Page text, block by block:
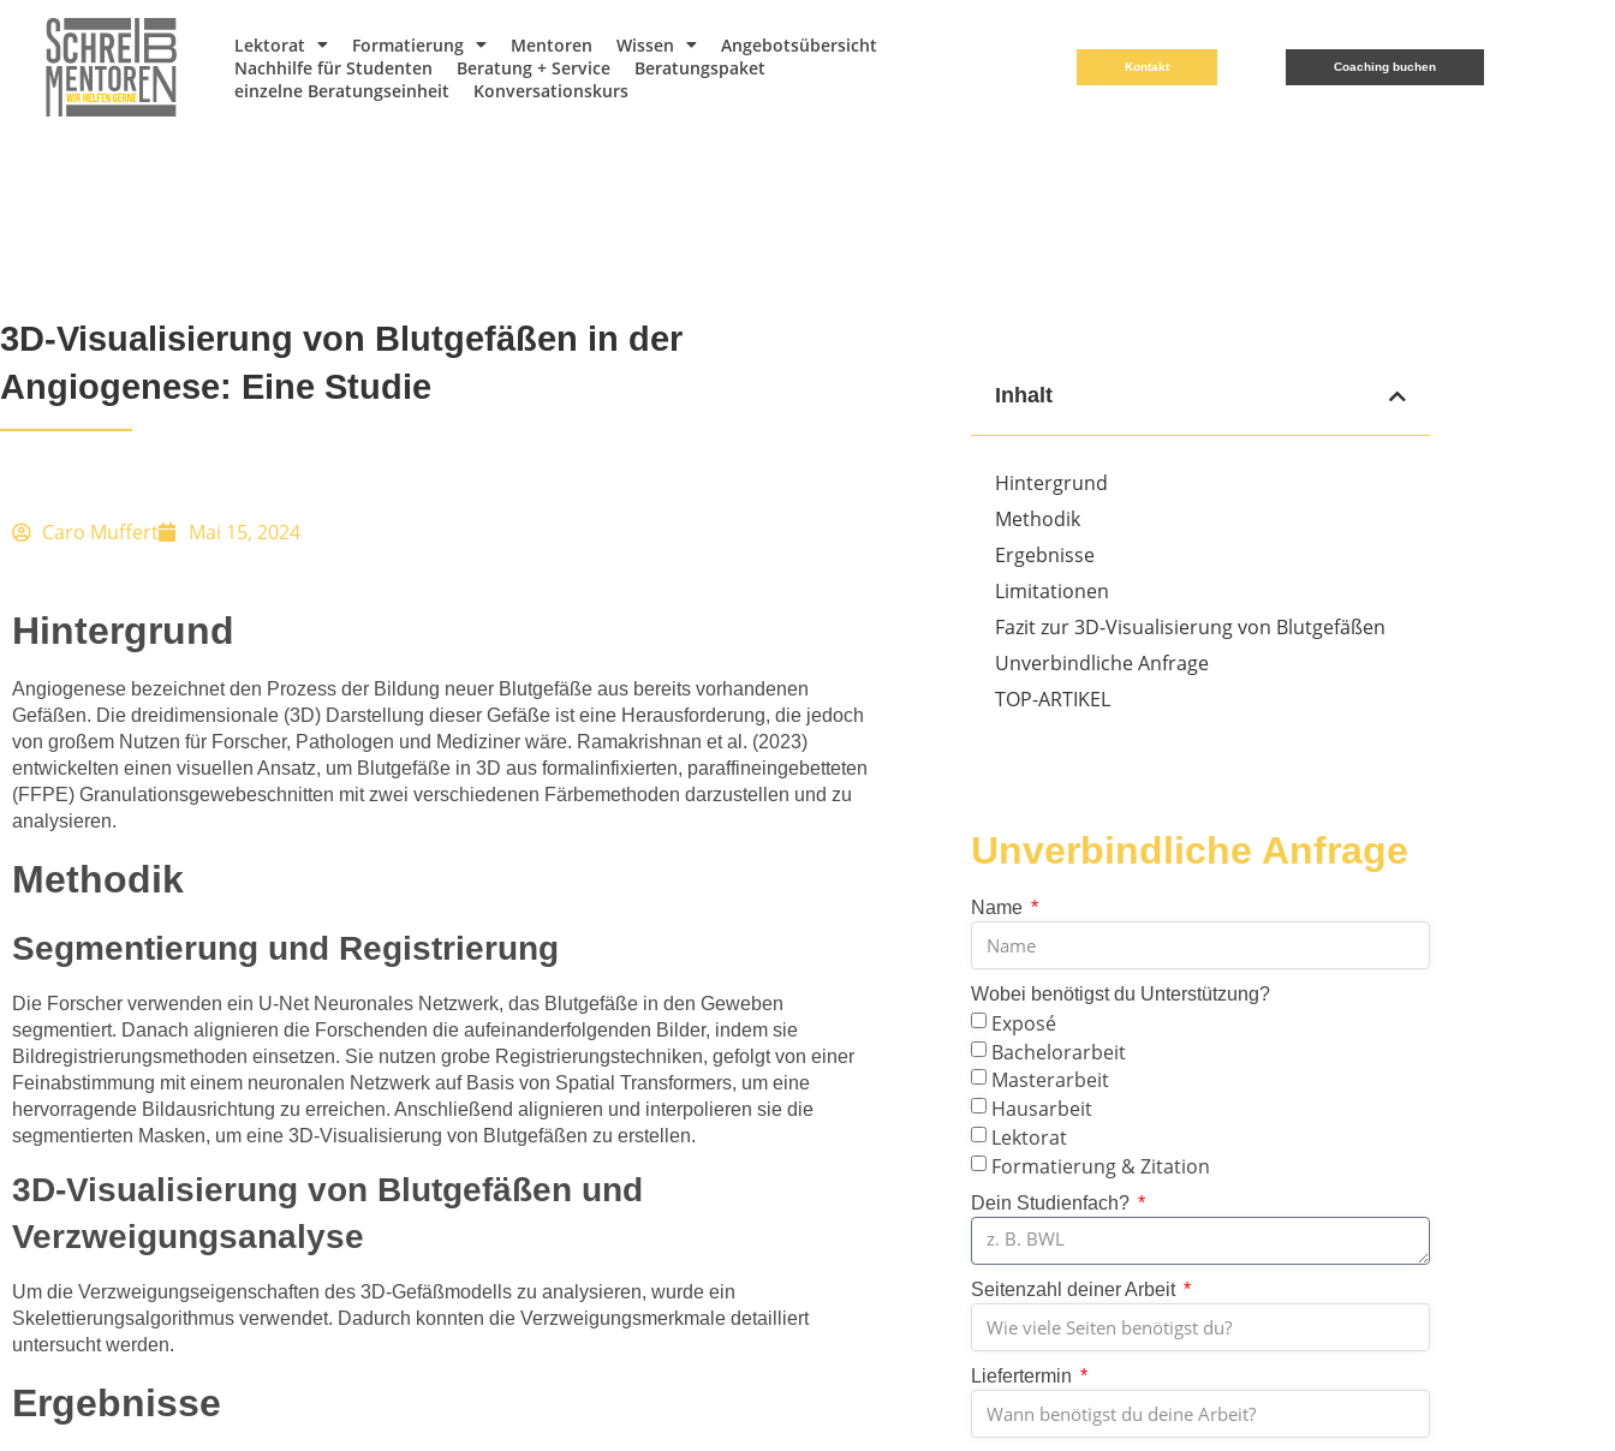
Lektorat Formatierung Mentoren Wissen
Angebotsübersicht
Nachhilfe für Studenten
Beratung + Service
Beratungspaket
einzelne Beratungseinheit
Konversationskurs
Kontakt Coaching buchen
3D-Visualisierung von Blutgefäßen in der
Angiogenese: Eine Studie
Caro Muffert Mai 15, 2024
Hintergrund
Angiogenese bezeichnet den Prozess der Bildung neuer Blutgefäße aus bereits vorhandenen
Gefäßen. Die dreidimensionale (3D) Darstellung dieser Gefäße ist eine Herausforderung, die jedoch
von großem Nutzen für Forscher, Pathologen und Mediziner wäre. Ramakrishnan et al. (2023)
entwickelten einen visuellen Ansatz, um Blutgefäße in 3D aus formalinfixierten, paraffineingebetteten
(FFPE) Granulationsgewebeschnitten mit zwei verschiedenen Färbemethoden darzustellen und zu
analysieren.
Methodik
Segmentierung und Registrierung
Die Forscher verwenden ein U-Net Neuronales Netzwerk, das Blutgefäße in den Geweben
segmentiert. Danach alignieren die Forschenden die aufeinanderfolgenden Bilder, indem sie
Bildregistrierungsmethoden einsetzen. Sie nutzen grobe Registrierungstechniken, gefolgt von einer
Feinabstimmung mit einem neuronalen Netzwerk auf Basis von Spatial Transformers, um eine
hervorragende Bildausrichtung zu erreichen. Anschließend alignieren und interpolieren sie die
segmentierten Masken, um eine 3D-Visualisierung von Blutgefäßen zu erstellen.
3D-Visualisierung von Blutgefäßen und
Verzweigungsanalyse
Um die Verzweigungseigenschaften des 3D-Gefäßmodells zu analysieren, wurde ein
Skelettierungsalgorithmus verwendet. Dadurch konnten die Verzweigungsmerkmale detailliert
untersucht werden.
Ergebnisse
Inhalt
Hintergrund
Methodik
Ergebnisse
Limitationen
Fazit zur 3D-Visualisierung von Blutgefäßen
Unverbindliche Anfrage
TOP-ARTIKEL
Unverbindliche Anfrage
Name
Wobei benötigst du Unterstützung?
Exposé
Bachelorarbeit
Masterarbeit
Hausarbeit
Lektorat
Formatierung & Zitation
Dein Studienfach?
Seitenzahl deiner Arbeit
Liefertermin